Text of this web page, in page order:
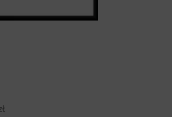
różnych wymiarach, co